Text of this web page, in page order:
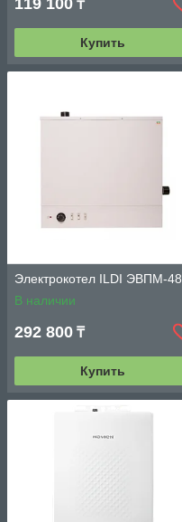
119 100 ₸
Купить
Электрокотел ILDI ЭВПМ-48
В наличии
292 800 ₸
Купить